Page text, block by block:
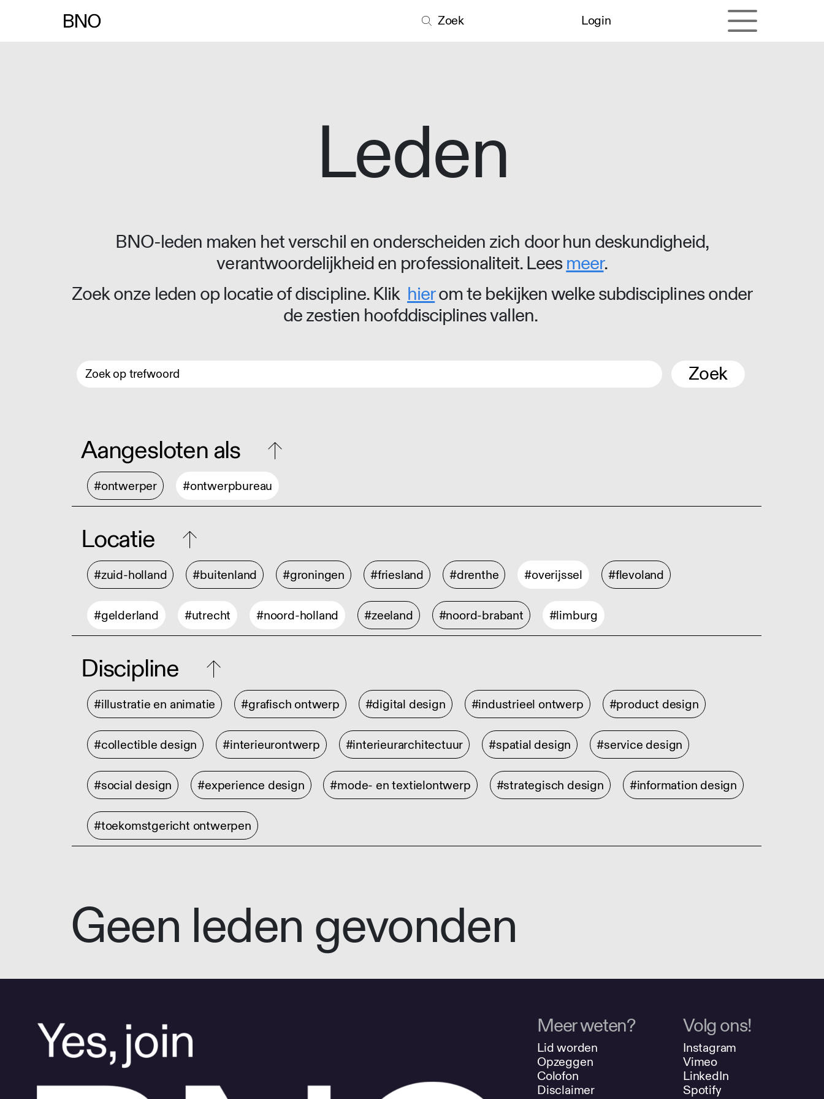
Zoek Login
Leden
BNO-leden maken het verschil en onderscheiden zich door hun deskundigheid,
verantwoordelijkheid en professionaliteit. Leesmeer.
Zoek onze leden op locatie of discipline. Klik hierom te bekijken welke subdisciplines onder
de zestien hoofddisciplines vallen.
Zoek
Aangesloten als
#ontwerper #ontwerpbureau
Locatie
#zuid-holland #buitenland #groningen #friesland #drenthe #overijssel #flevoland
#gelderland #utrecht #noord-holland #zeeland #noord-brabant #limburg
Discipline
#illustratie en animatie #grafisch ontwerp #digital design #industrieel ontwerp #product design
#collectible design #interieurontwerp #interieurarchitectuur #spatial design #service design
#social design #experience design #mode- en textielontwerp #strategisch design #information design
#toekomstgericht ontwerpen
Geen leden gevonden
Meer weten?
Lid worden
Opzeggen
Colofon
Disclaimer
Volg ons!
Instagram
Vimeo
LinkedIn
Spotify